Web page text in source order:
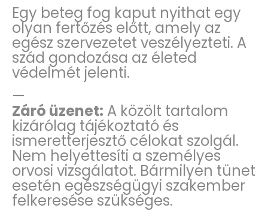
Egy beteg fog kaput nyithat egy
olyan fertőzés előtt, amely az
egész szervezetet veszélyezteti. A
szád gondozása az életed
védelmét jelenti.
—
Záró üzenet: A közölt tartalom
kizárólag tájékoztató és
ismeretterjesztő célokat szolgál.
Nem helyettesíti a személyes
orvosi vizsgálatot. Bármilyen tünet
esetén egészségügyi szakember
felkeresése szükséges.